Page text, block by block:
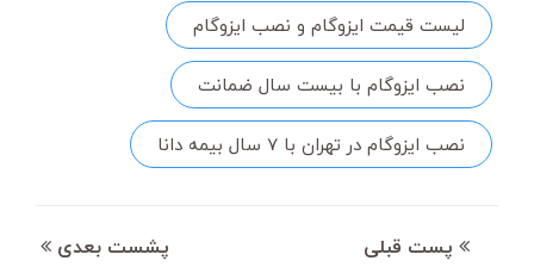
لیست قیمت ایزوگام و نصب ایزوگام
نصب ایزوگام با بیست سال ضمانت
نصب ایزوگام در تهران با 7 سال بیمه دانا
پست قبلی پشست بعدی